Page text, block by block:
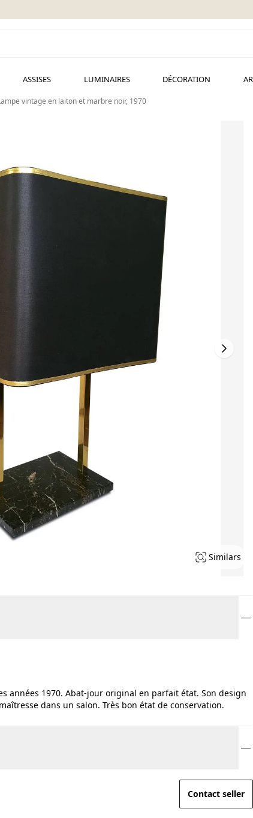
ASSISES LUMINAIRES DÉCORATION
vintage en laiton et marbre noir, 1970
Similars
années 1970. Abat-jour original en parfait état. Son design
dans un salon. Très bon état de conservation.
Contact seller